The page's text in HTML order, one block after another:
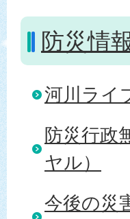
防災情
河川ライ
防災行政
ヤル）
今後の災